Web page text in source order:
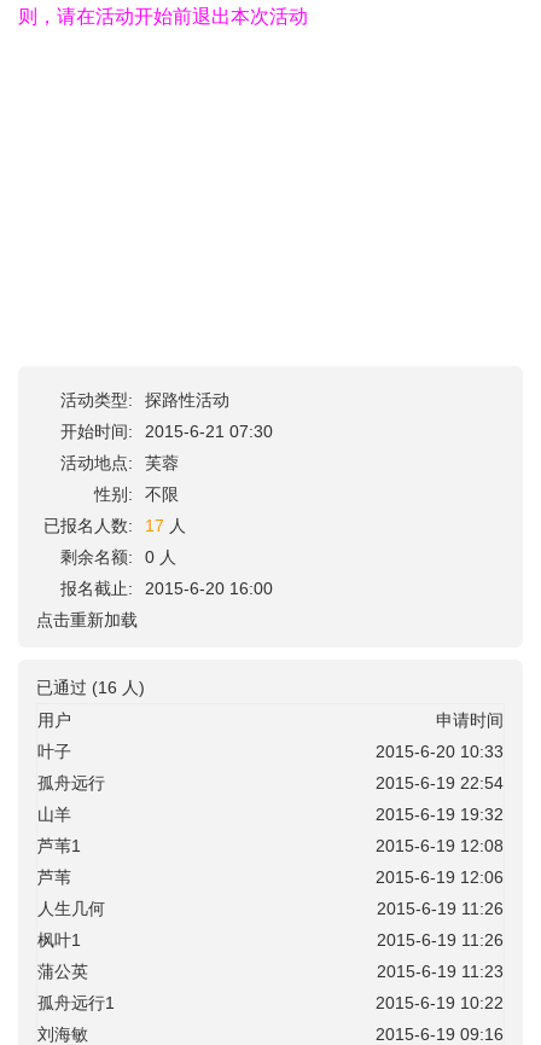
则，请在活动开始前退出本次活动
活动类型:
探路性活动
开始时间:
2015-6-21 07:30
活动地点:
芙蓉
性别:
不限
已报名人数:
17 人
剩余名额:
0 人
报名截止:
2015-6-20 16:00
点击重新加载
已通过 (16 人)
用户
申请时间
叶子
2015-6-20 10:33
孤舟远行
2015-6-19 22:54
山羊
2015-6-19 19:32
芦苇1
2015-6-19 12:08
芦苇
2015-6-19 12:06
人生几何
2015-6-19 11:26
枫叶1
2015-6-19 11:26
蒲公英
2015-6-19 11:23
孤舟远行1
2015-6-19 10:22
刘海敏
2015-6-19 09:16